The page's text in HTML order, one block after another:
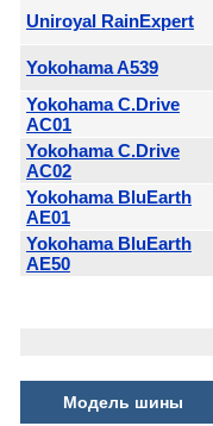
Uniroyal RainExpert
Yokohama A539
Yokohama C.Drive
AC01
Yokohama C.Drive
AC02
Yokohama BluEarth
AE01
Yokohama BluEarth
AE50
Модель шины